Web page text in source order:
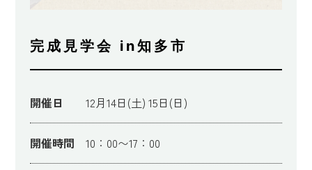
完成見学会 in知多市
開催日 12月14日(土) 15日(日)
開催時間 10：00〜17：00